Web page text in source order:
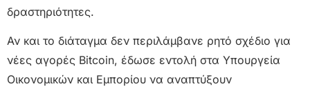
δραστηριότητες.
Αν και το διάταγμα δεν περιλάμβανε ρητό σχέδιο για
νέες αγορές Bitcoin, έδωσε εντολή στα Υπουργεία
Οικονομικών και Εμπορίου να αναπτύξουν